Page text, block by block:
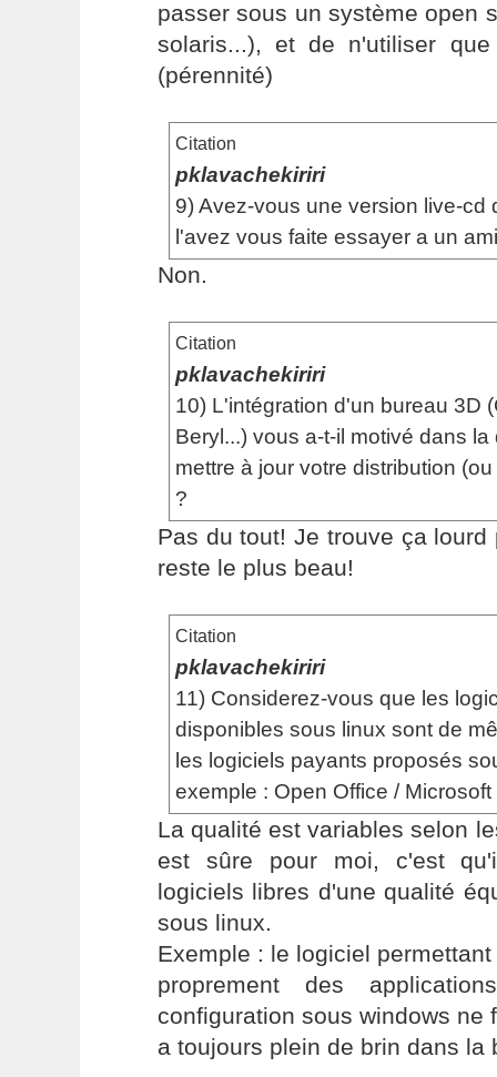
passer sous un système open
solaris...), et de n'utiliser
(pérennité)
Citation
pklavachekiriri
9) Avez-vous une version live-cd
l'avez vous faite essayer a un
Non.
Citation
pklavachekiriri
10) L'intégration d'un bureau 3D
Beryl...) vous a-t-il motivé dans
mettre à jour votre distribution
?
Pas du tout! Je trouve ça
reste le plus beau!
Citation
pklavachekiriri
11) Considerez-vous que les
disponibles sous linux sont de
les logiciels payants proposés
exemple : Open Office / Microsoft
La qualité est variables selon
est sûre pour moi, c'est
logiciels libres d'une qualité
sous linux.
Exemple : le logiciel
proprement des
configuration sous windows ne
a toujours plein de brin dans la